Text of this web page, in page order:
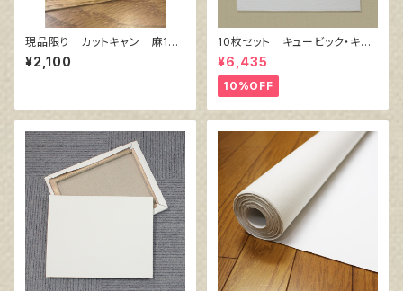
現品限り カットキャン 麻10
0％ F6 (5枚組)
¥2,100
10枚セット キュービック・キャ
ンバス白（縦150㎜×横150㎜×
厚38㎜）
¥6,435
10%OFF